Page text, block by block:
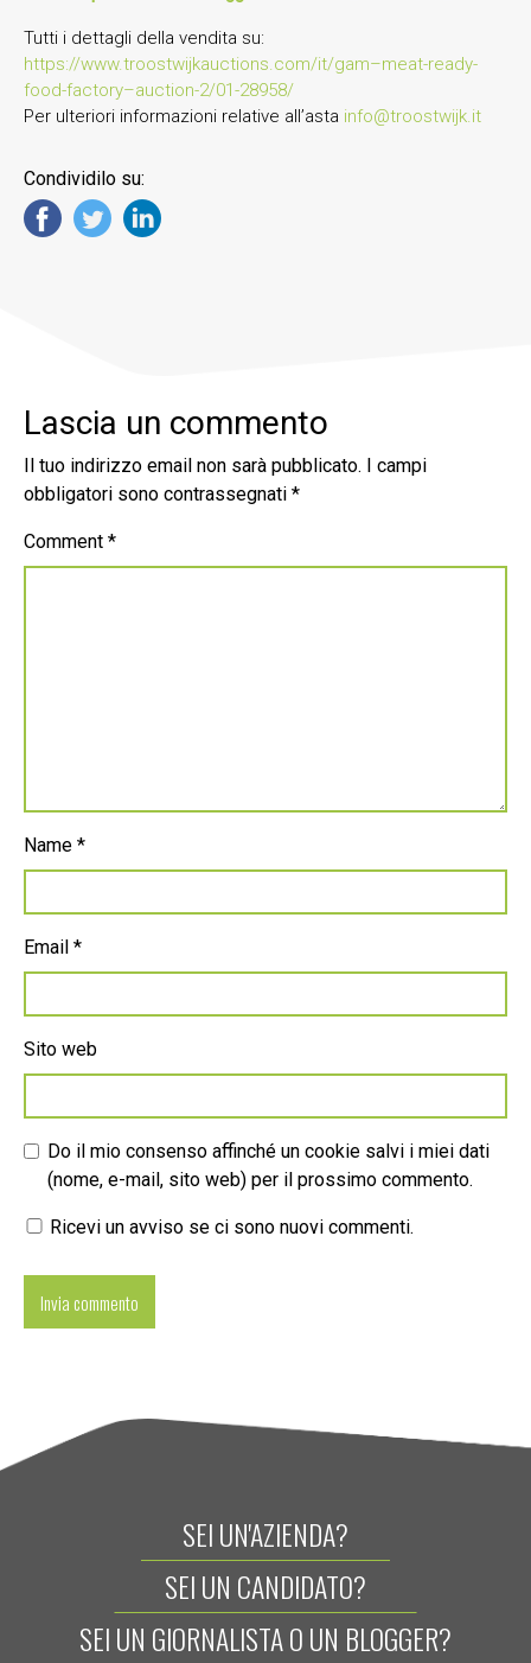
Tutti i dettagli della vendita su:
https://www.troostwijkauctions.com/it/gam–meat-ready-
food-factory–auction-2/01-28958/
Per ulteriori informazioni relative all’asta info@troostwijk.it
Condividilo su:
Lascia un commento
Il tuo indirizzo email non sarà pubblicato.
I campi
obbligatori sono contrassegnati *
Comment *
Name *
Email *
Sito web
Do il mio consenso affinché un cookie salvi i miei dati
(nome, e-mail, sito web) per il prossimo commento.
Ricevi un avviso se ci sono nuovi commenti.
SEI UN'AZIENDA?
SEI UN CANDIDATO?
SEI UN GIORNALISTA O UN BLOGGER?